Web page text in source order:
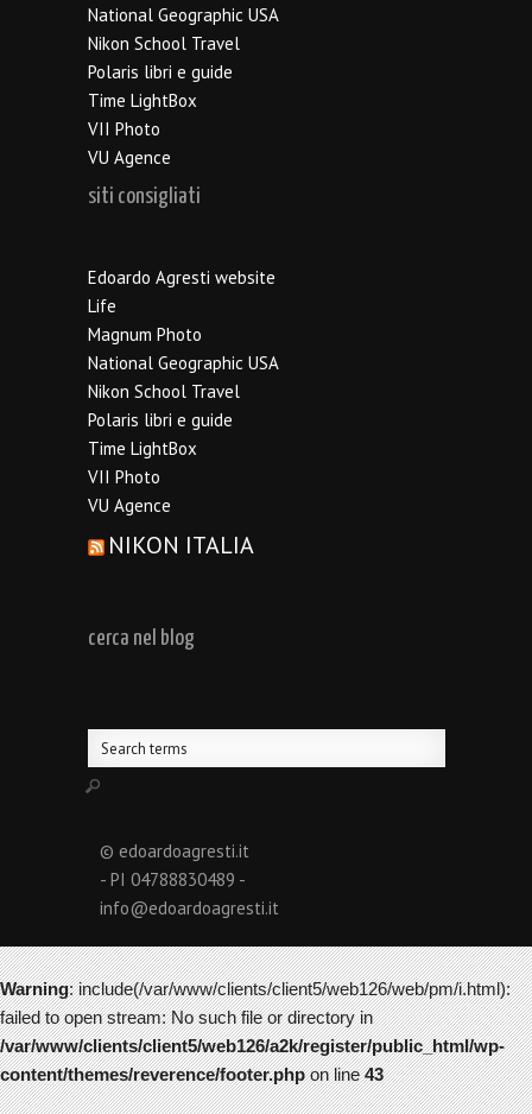
National Geographic USA
Nikon School Travel
Polaris libri e guide
Time LightBox
VII Photo
VU Agence
siti consigliati
Edoardo Agresti website
Life
Magnum Photo
National Geographic USA
Nikon School Travel
Polaris libri e guide
Time LightBox
VII Photo
VU Agence
NIKON ITALIA
cerca nel blog
© edoardoagresti.it
- PI 04788830489 -
info@edoardoagresti.it
Warning: include(/var/www/clients/client5/web126/web/pm/i.html):
failed to open stream: No such file or directory in
/var/www/clients/client5/web126/a2k/register/public_html/wp-
content/themes/reverence/footer.phpon line43